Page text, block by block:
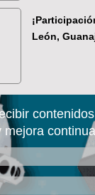
León,
mejora